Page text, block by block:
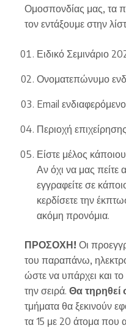
Ομοσπονδίας μας, τα
τον εντάξουμε στην
Ειδικό Σεμινάριο
Ονοματεπώνυμο
Email
Περιοχή επιχείρησης
Είστε μέλος
Αν όχι να μας πείτε
εγγραφείτε σε
κερδίσετε την
ακόμη προνόμια.
ΠΡΟΣΟΧΗ! Οι
του παραπάνω,
ώστε να υπάρχει και το
την σειρά. Θα τηρηθεί
τμήματα θα ξεκινούν
τα 15 με 20 άτομα που